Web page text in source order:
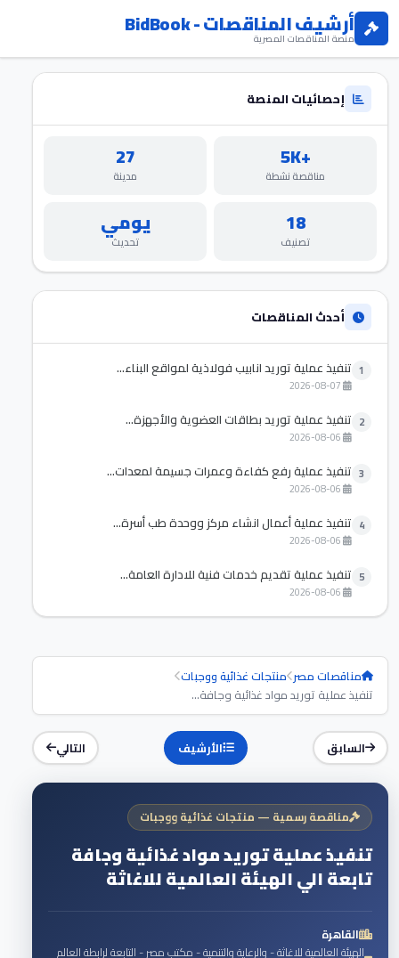
أرشيف المناقصات - BidBook
منصة المناقصات المصرية
إحصائيات المنصة
+5K
مناقصة نشطة
27
مدينة
18
تصنيف
يومي
تحديث
أحدث المناقصات
1 تنفيذ عملية توريد انابيب فولاذية لمواقع البناء...
2 تنفيذ عملية توريد بطاقات العضوية والأجهزة...
3 تنفيذ عملية رفع كفاءة وعمرات جسيمة لمعدات...
4 تنفيذ عملية أعمال انشاء مركز ووحدة طب أسرة...
5 تنفيذ عملية تقديم خدمات فنية للادارة العامة...
مناقصات مصر منتجات غذائية ووجبات
تنفيذ عملية توريد مواد غذائية وجافة...
السابق الأرشيف التالي
مناقصة رسمية — منتجات غذائية ووجبات
تنفيذ عملية توريد مواد غذائية وجافة
تابعة الي الهيئة العالمية للاغاثة
القاهرة
الهيئة العالمية للاغاثة - والرعاية والتنمية - مكتب مصر - التابعة لرابطة العالم